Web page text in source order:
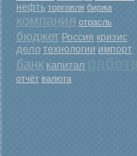
нефть торговля биржа
компания отрасль
бюджет Россия кризис
дело технологии импорт
банк капитал
отчёт валюта